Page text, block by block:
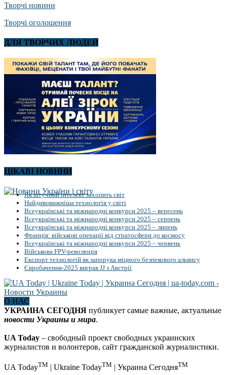
Творчі новини
Творчі оголошення
ДЛЯ ТВОРЧИХ ЛЮДЕЙ
ЦІКАВІ НОВИНИ
Як штучний інтелект захопить світ
Найдивовижніша технологія у світі
Всеукраїнські та міжнародні конкурси 2025 – вересень
Всеукраїнські та міжнародні конкурси 2025 – серпень
Всеукраїнські та міжнародні конкурси 2025 – липень
Франція: військові операції від стратосфери до космосу
Всеукраїнські та міжнародні конкурси 2025 – червень
Військова FPV-революція
Експорт технологій як запорука міцного безпекового альянсу
Євробачення-2025 виграв JJ з Австрії
О НАС
УКРАИНА СЕГОДНЯ публикует самые важные, актуальные
новости Украины и мира.
UA Today – свободный проект свободных украинских
журналистов и волонтеров, сайт гражданской журналистики.
UA TodayTM | Ukraine TodayTM | Украина СегодняTM